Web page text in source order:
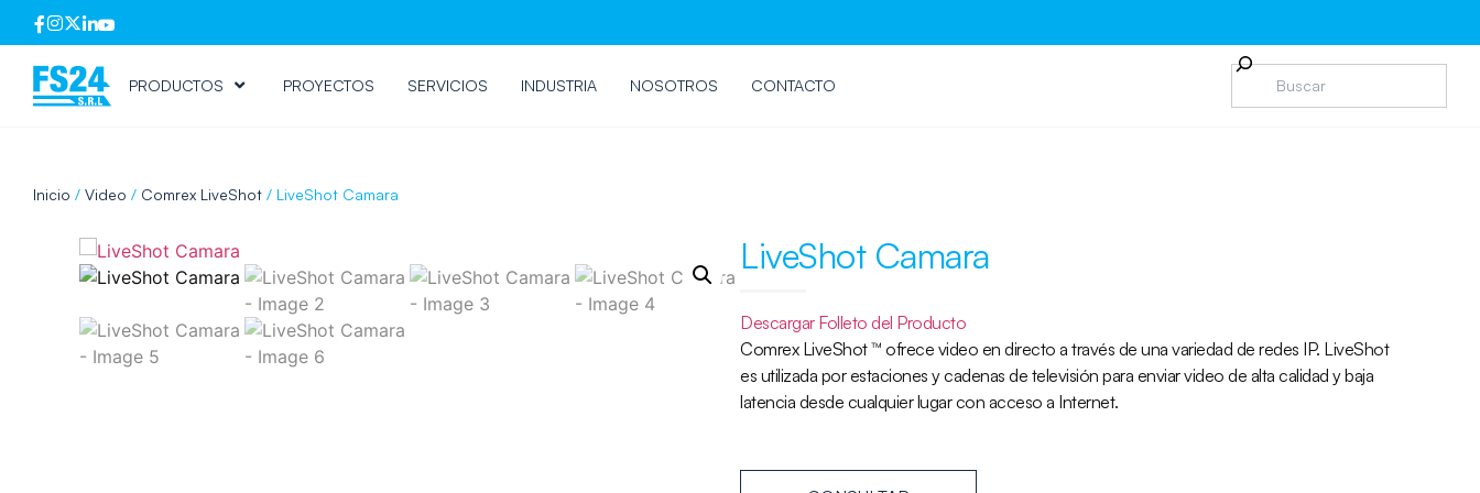
PRODUCTOS PROYECTOS SERVICIOS INDUSTRIA NOSOTROS CONTACTO
Inicio / Video / Comrex LiveShot / LiveShot Camara
LiveShot Camara
Descargar Folleto del Producto
Comrex LiveShot ™ ofrece video en directo a través de una variedad de redes IP. LiveShot
es utilizada por estaciones y cadenas de televisión para enviar video de alta calidad y baja
latencia desde cualquier lugar con acceso a Internet.